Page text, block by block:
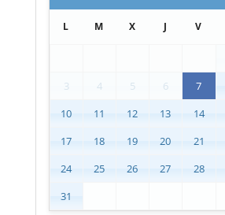
L M X J V
3
4 5 6 7
10
11 12 13 14
17
18 19 20 21
24
25 26 27 28
31